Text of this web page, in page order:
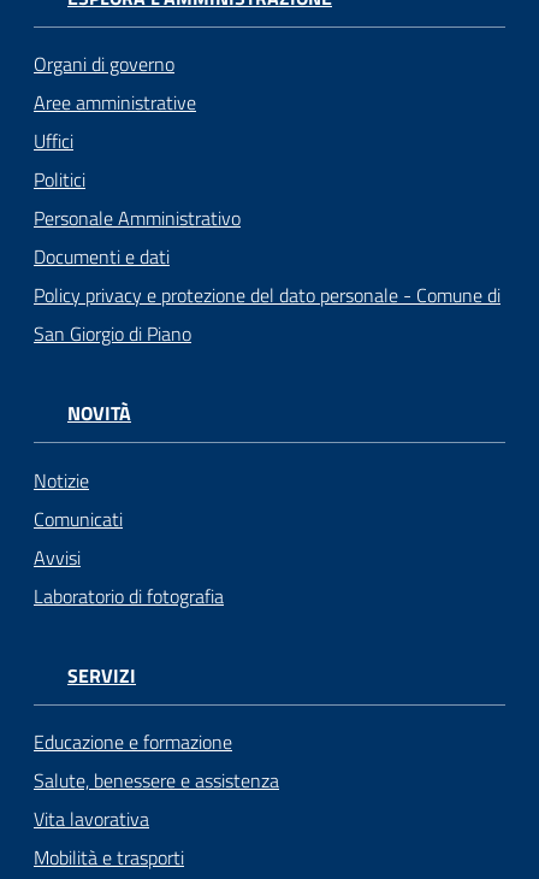
Organi di governo
Aree amministrative
Uffici
Politici
Personale Amministrativo
Documenti e dati
Policy privacy e protezione del dato personale - Comune di
San Giorgio di Piano
NOVITÀ
Notizie
Comunicati
Avvisi
Laboratorio di fotografia
SERVIZI
Educazione e formazione
Salute, benessere e assistenza
Vita lavorativa
Mobilità e trasporti